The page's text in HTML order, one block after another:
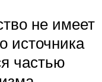
не имеет
источника
частью